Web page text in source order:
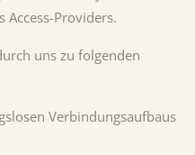
Access-Providers.
uns zu folgenden
Verbindungsaufbaus